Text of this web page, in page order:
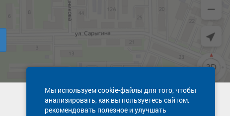
Мы используем cookie-файлы для того, чтобы
анализировать, как вы пользуетесь сайтом,
рекомендовать полезное и улучшать
Техническая поддержка сайта